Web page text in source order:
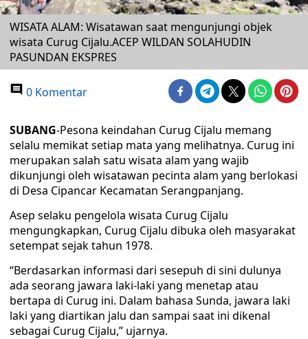
WISATA ALAM: Wisatawan saat mengunjungi objek
wisata Curug Cijalu.ACEP WILDAN SOLAHUDIN
PASUNDAN EKSPRES
0 Komentar
SUBANG-Pesona keindahan Curug Cijalu memang
selalu memikat setiap mata yang melihatnya. Curug ini
merupakan salah satu wisata alam yang wajib
dikunjungi oleh wisatawan pecinta alam yang berlokasi
di Desa Cipancar Kecamatan Serangpanjang.
Asep selaku pengelola wisata Curug Cijalu
mengungkapkan, Curug Cijalu dibuka oleh masyarakat
setempat sejak tahun 1978.
“Berdasarkan informasi dari sesepuh di sini dulunya
ada seorang jawara laki-laki yang menetap atau
bertapa di Curug ini. Dalam bahasa Sunda, jawara laki
laki yang diartikan jalu dan sampai saat ini dikenal
sebagai Curug Cijalu,” ujarnya.